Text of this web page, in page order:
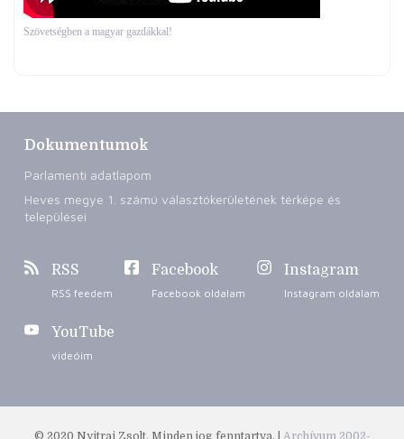
Szövetségben a magyar gazdákkal!
Dokumentumok
Parlamenti adatlapom
Heves megye 1. számú választókerületének térképe és
települései
RSS
RSS feedem
Facebook
Facebook oldalam
Instagram
Instagram oldalam
YouTube
videóim
© 2020 Nyitrai Zsolt. Minden jog fenntartva. | Archívum 2002-